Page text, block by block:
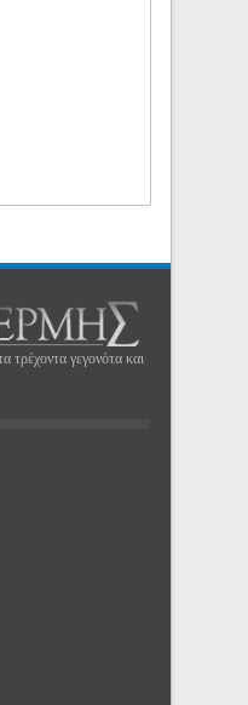
τρέχοντα γεγονότα και